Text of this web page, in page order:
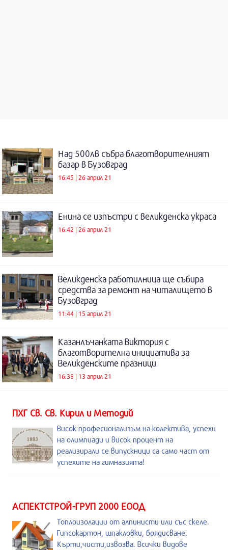
Над 500лв събра благотворителният
базар в Бузовград
16:45 | 26 април 21
Енина се изпъстри с великденска украса
16:42 | 26 април 21
Великденска работилница ще събира
средства за ремонт на читалището в
Бузовград
11:44 | 15 април 21
Казанлъчанката Виктория с
благотворителна инициатива за
Великденските празници
16:38 | 13 април 21
ПХГ Св. Св. Кирил и Методий
Висок професионализъм на колектива, успехи
на олимпиади и висок процент на
реализирали се випускници са само част от
успехите на гимназията!
АСПЕКТСТРОЙ-ГРУП 2000 ЕООД
Топлоизолации от алпинисти или със скеле.
Гипсокартон, шпакловки, боядисване.
Кърти,чисти,извозва. Всички видове